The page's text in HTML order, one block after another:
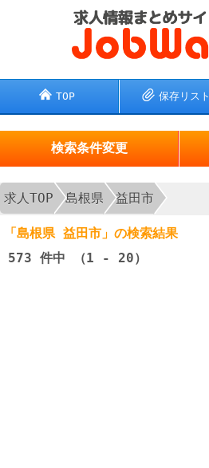
TOP 保存リスト
検索条件変更
求人TOP 島根県 益田市
「島根県 益田市」の検索結果
573 件中 （1 - 20）